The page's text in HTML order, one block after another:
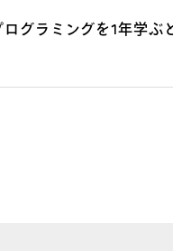
ログラミングを1年学ぶ